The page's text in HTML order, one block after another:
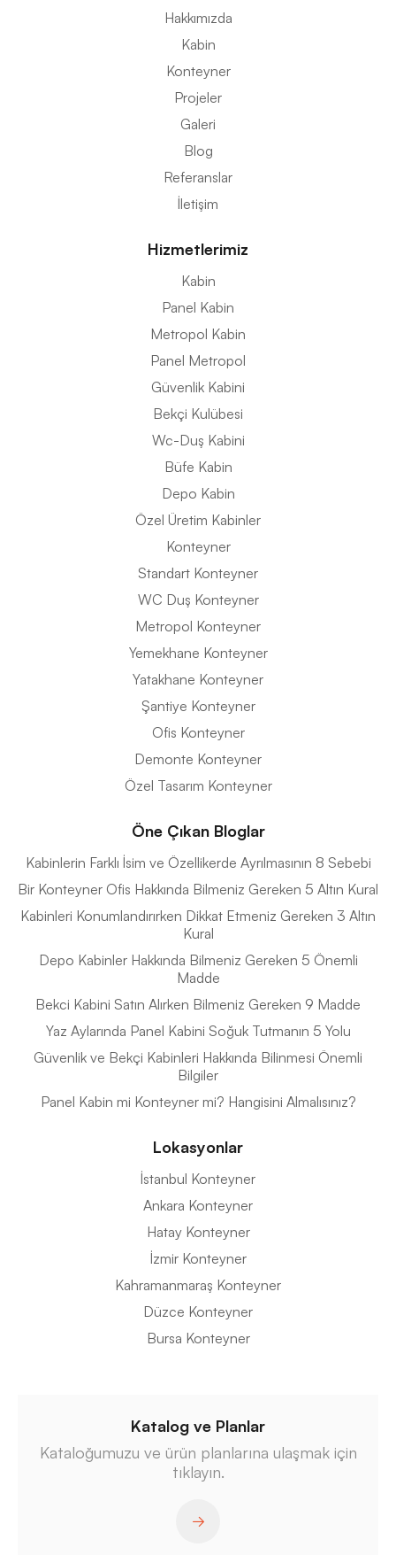
Hakkımızda
Kabin
Konteyner
Projeler
Galeri
Blog
Referanslar
İletişim
Hizmetlerimiz
Kabin
Panel Kabin
Metropol Kabin
Panel Metropol
Güvenlik Kabini
Bekçi Kulübesi
Wc-Duş Kabini
Büfe Kabin
Depo Kabin
Özel Üretim Kabinler
Konteyner
Standart Konteyner
WC Duş Konteyner
Metropol Konteyner
Yemekhane Konteyner
Yatakhane Konteyner
Şantiye Konteyner
Ofis Konteyner
Demonte Konteyner
Özel Tasarım Konteyner
Öne Çıkan Bloglar
Kabinlerin Farklı İsim ve Özellikerde Ayrılmasının 8 Sebebi
Bir Konteyner Ofis Hakkında Bilmeniz Gereken 5 Altın Kural
Kabinleri Konumlandırırken Dikkat Etmeniz Gereken 3 Altın
Kural
Depo Kabinler Hakkında Bilmeniz Gereken 5 Önemli
Madde
Bekci Kabini Satın Alırken Bilmeniz Gereken 9 Madde
Yaz Aylarında Panel Kabini Soğuk Tutmanın 5 Yolu
Güvenlik ve Bekçi Kabinleri Hakkında Bilinmesi Önemli
Bilgiler
Panel Kabin mi Konteyner mi? Hangisini Almalısınız?
Lokasyonlar
İstanbul Konteyner
Ankara Konteyner
Hatay Konteyner
İzmir Konteyner
Kahramanmaraş Konteyner
Düzce Konteyner
Bursa Konteyner
Katalog ve Planlar
Kataloğumuzu ve ürün planlarına ulaşmak için
tıklayın.